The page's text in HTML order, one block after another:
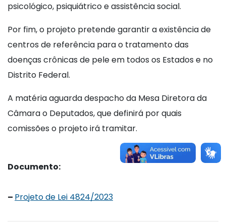
psicológico, psiquiátrico e assistência social.
Por fim, o projeto pretende garantir a existência de
centros de referência para o tratamento das
doenças crônicas de pele em todos os Estados e no
Distrito Federal.
A matéria aguarda despacho da Mesa Diretora da
Câmara o Deputados, que definirá por quais
comissões o projeto irá tramitar.
Documento:
– Projeto de Lei 4824/2023